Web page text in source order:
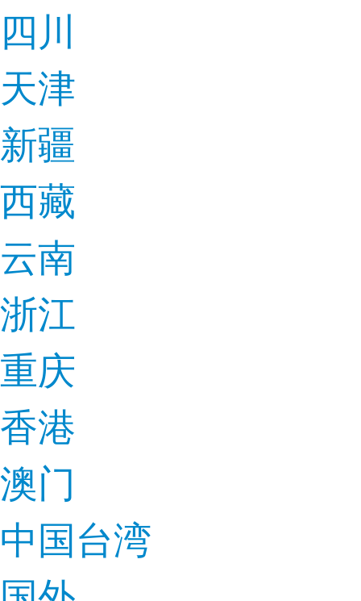
四川
天津
新疆
西藏
云南
浙江
重庆
香港
澳门
中国台湾